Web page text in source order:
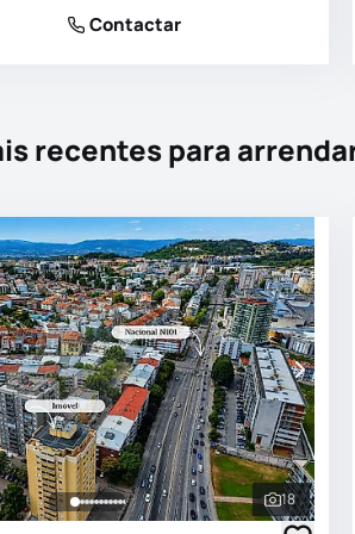
Contactar
recentes para
Ver
18